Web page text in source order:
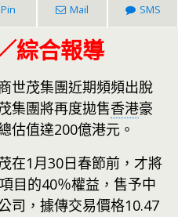
Pin Mail SMS
綜合報導
世茂集團近期頻頻出脫
集團將再度拋售香港豪
估值達200億港元。
在1月30日春節前，才將
目的40％權益，售予中
司，據傳交易價格10.47